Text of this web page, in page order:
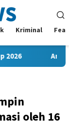
Kriminal
Andi Satya
oleh 16